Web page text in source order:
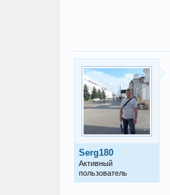
Serg180
Активный
пользователь